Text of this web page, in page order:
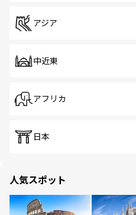
アジア
中近東
アフリカ
日本
人気スポット